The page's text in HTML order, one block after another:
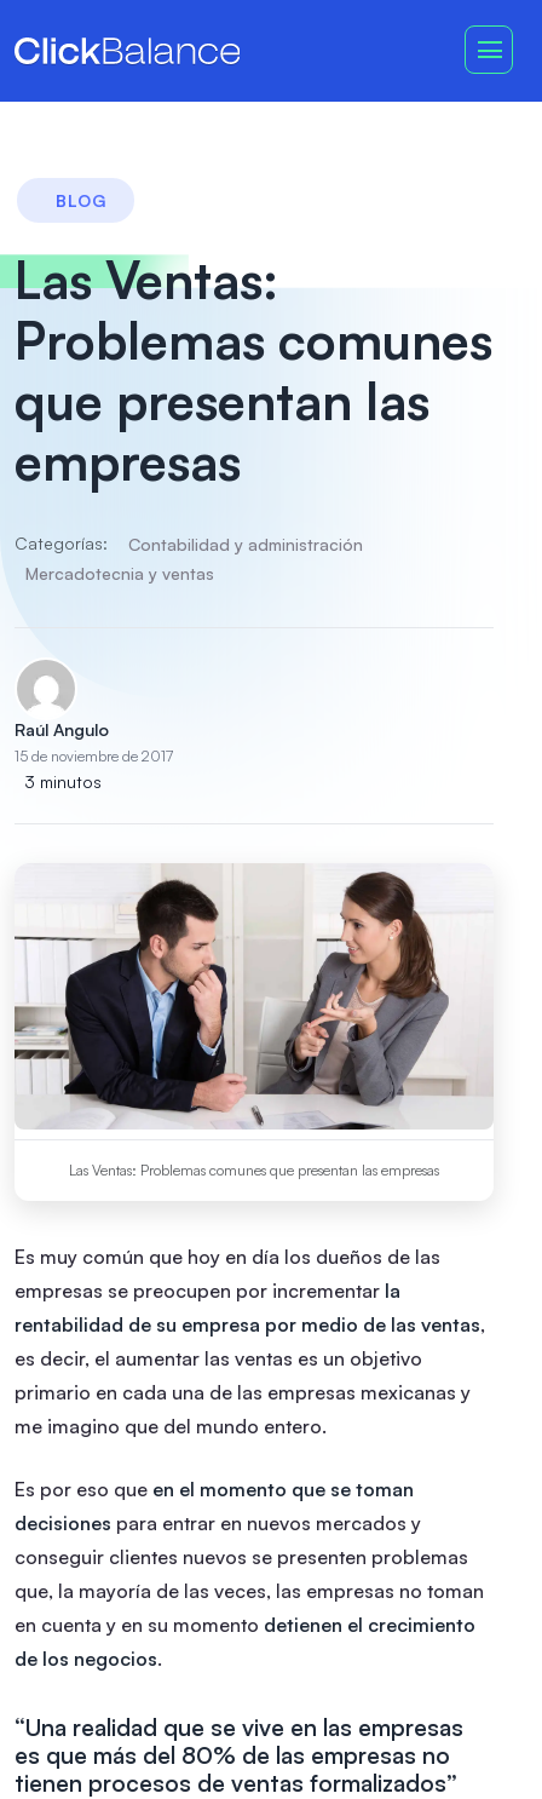
BLOG
Las Ventas:
Problemas comunes
que presentan las
empresas
Categorías:
Contabilidad y administración
Mercadotecnia y ventas
Raúl Angulo
15 de noviembre de 2017
3 minutos
Las Ventas: Problemas comunes que presentan las empresas
Es muy común que hoy en día los dueños de las
empresas se preocupen por incrementar la
rentabilidad de su empresa por medio de las ventas,
es decir, el aumentar las ventas es un objetivo
primario en cada una de las empresas mexicanas y
me imagino que del mundo entero.
Es por eso que en el momento que se toman
decisiones para entrar en nuevos mercados y
conseguir clientes nuevos se presenten problemas
que, la mayoría de las veces, las empresas no toman
en cuenta y en su momento detienen el crecimiento
de los negocios.
“Una realidad que se vive en las empresas
es que más del 80% de las empresas no
tienen procesos de ventas formalizados”